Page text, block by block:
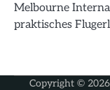
Melbourne
praktisches
Copyright © 2026